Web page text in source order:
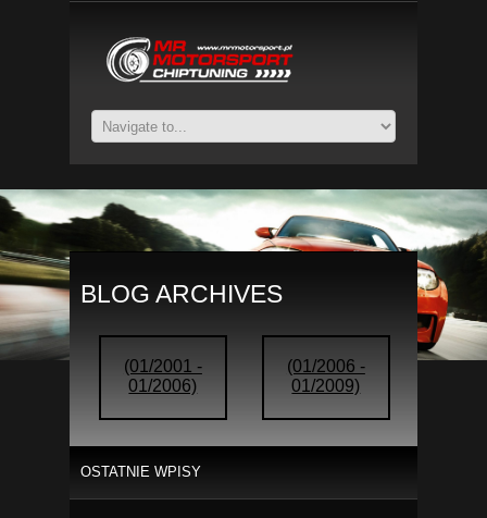
BLOG ARCHIVES
(01/2001 -
01/2006)
(01/2006 -
01/2009)
OSTATNIE WPISY